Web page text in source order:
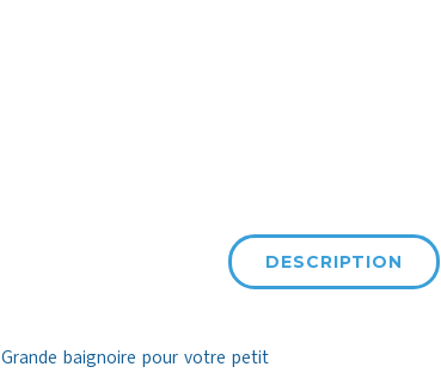
DESCRIPTION
Grande baignoire pour votre petit